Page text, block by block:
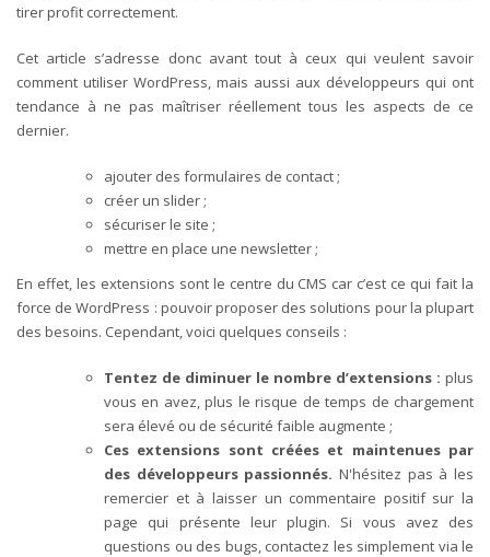
tirer profit correctement.
Cet article s’adresse donc avant tout à ceux qui veulent savoir
comment utiliser WordPress, mais aussi aux développeurs qui ont
tendance à ne pas maîtriser réellement tous les aspects de ce
dernier.
ajouter des formulaires de contact ;
créer un slider ;
sécuriser le site ;
mettre en place une newsletter ;
En effet, les extensions sont le centre du CMS car c’est ce qui fait la
force de WordPress : pouvoir proposer des solutions pour la plupart
des besoins. Cependant, voici quelques conseils :
Tentez de diminuer le nombre d’extensions : plus
vous en avez, plus le risque de temps de chargement
sera élevé ou de sécurité faible augmente ;
Ces extensions sont créées et maintenues par
des développeurs passionnés. N'hésitez pas à les
remercier et à laisser un commentaire positif sur la
page qui présente leur plugin. Si vous avez des
questions ou des bugs, contactez les simplement via le